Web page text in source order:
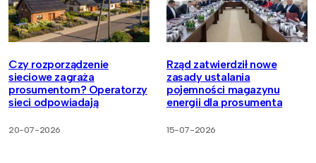
Czy rozporządzenie
sieciowe zagraża
prosumentom? Operatorzy
sieci odpowiadają
20-07-2026
Rząd zatwierdził nowe
zasady ustalania
pojemności magazynu
energii dla prosumenta
15-07-2026